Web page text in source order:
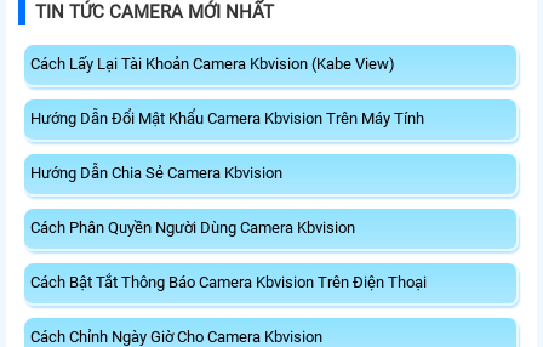
TIN TỨC CAMERA MỚI NHẤT
Cách Lấy Lại Tài Khoản Camera Kbvision (Kabe View)
Hướng Dẫn Đổi Mật Khẩu Camera Kbvision Trên Máy Tính
Hướng Dẫn Chia Sẻ Camera Kbvision
Cách Phân Quyền Người Dùng Camera Kbvision
Cách Bật Tắt Thông Báo Camera Kbvision Trên Điện Thoại
Cách Chỉnh Ngày Giờ Cho Camera Kbvision